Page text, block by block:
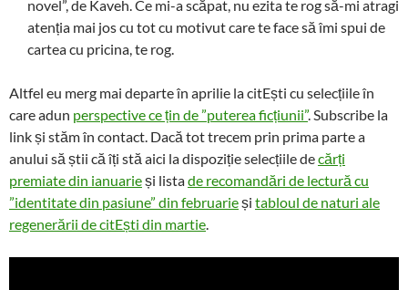
novel”, de Kaveh. Ce mi-a scăpat, nu ezita te rog să-mi atragi
atenția mai jos cu tot cu motivut care te face să îmi spui de
cartea cu pricina, te rog.
Altfel eu merg mai departe în aprilie la citEști cu selecțiile în
care adun perspective ce țin de ”puterea ficțiunii”. Subscribe la
link și stăm în contact. Dacă tot trecem prin prima parte a
anului să știi că îți stă aici la dispoziție selecțiile decărți
premiate din ianuarieși listade recomandări de lectură cu
”identitate din pasiune” din februarieși tabloul de naturi ale
regenerării de citEști din martie.